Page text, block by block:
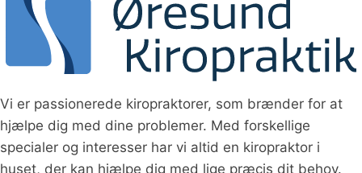
Vi er passionerede kiropraktorer, som brænder for at
hjælpe dig med dine problemer. Med forskellige
specialer og interesser har vi altid en kiropraktor i
huset, der kan hjælpe dig med lige præcis dit behov.